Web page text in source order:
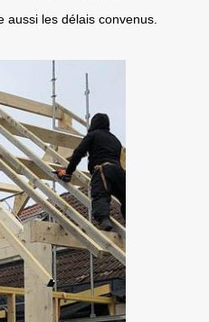
les délais convenus.